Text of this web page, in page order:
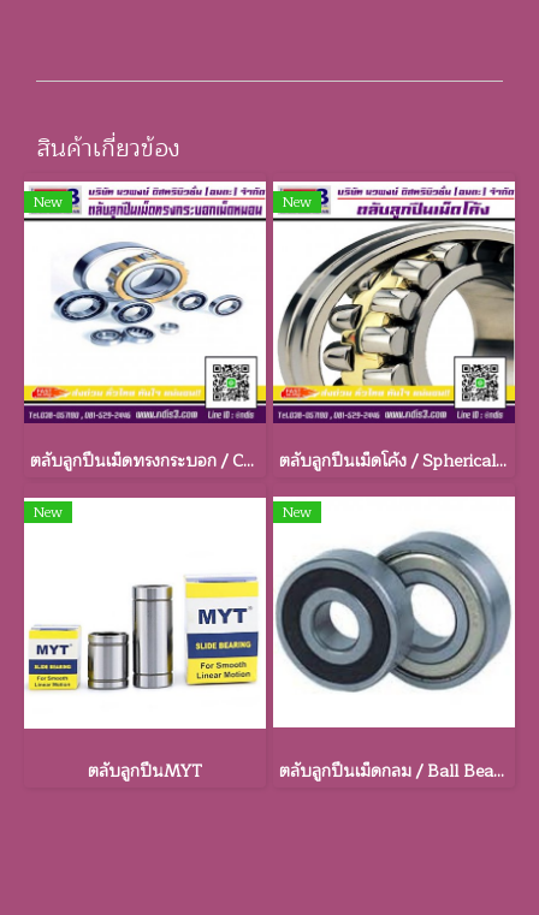
สินค้าเกี่ยวข้อง
New
ตลับลูกปืนเม็ดทรงกระบอก / Cylindrical Bearings
New
ตลับลูกปืนเม็ดโค้ง / Spherical Roller Bearings
New
ตลับลูกปืนMYT
New
ตลับลูกปืนเม็ดกลม / Ball Bearings